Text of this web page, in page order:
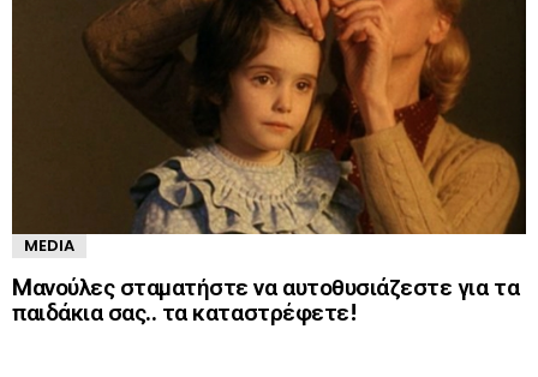
MEDIA
Mανούλες σταματήστε να αυτοθυσιάζεστε για τα
παιδάκια σας.. τα καταστρέφετε!